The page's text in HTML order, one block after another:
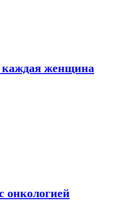
каждая женщина
онкологией